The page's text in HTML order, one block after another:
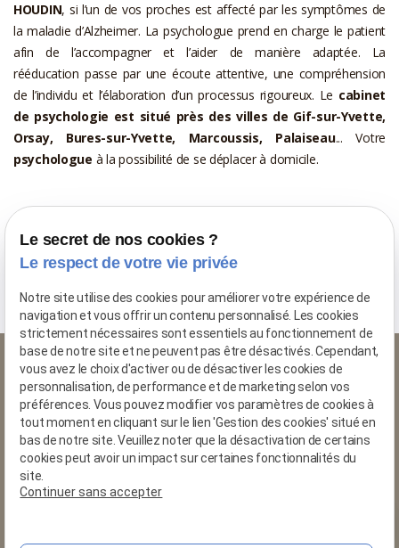
HOUDIN, si l’un de vos proches est affecté par les symptômes de
la maladie d’Alzheimer. La psychologue prend en charge le patient
afin de l’accompagner et l’aider de manière adaptée. La
rééducation passe par une écoute attentive, une compréhension
de l’individu et l’élaboration d’un processus rigoureux. Le cabinet
de psychologie est situé près des villes de Gif-sur-Yvette,
Orsay, Bures-sur-Yvette, Marcoussis, Palaiseau... Votre
psychologue à la possibilité de se déplacer à domicile.
Thérapie conjugale Psychologie de l'enfant
Le Cabinet
Cristina Houdin
psychologue clinicienne
Le secret de nos cookies ?
Le respect de votre vie privée
Notre site utilise des cookies pour améliorer votre expérience de
navigation et vous offrir un contenu personnalisé. Les cookies
strictement nécessaires sont essentiels au fonctionnement de
base de notre site et ne peuvent pas être désactivés. Cependant,
vous avez le choix d'activer ou de désactiver les cookies de
personnalisation, de performance et de marketing selon vos
préférences. Vous pouvez modifier vos paramètres de cookies à
tout moment en cliquant sur le lien 'Gestion des cookies' situé en
bas de notre site. Veuillez noter que la désactivation de certains
cookies peut avoir un impact sur certaines fonctionnalités du
site.
Continuer sans accepter